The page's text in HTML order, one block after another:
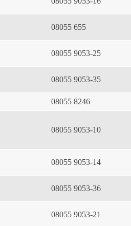
08055 655
08055 9053-25
08055 9053-35
08055 8246
08055 9053-10
08055 9053-14
08055 9053-36
08055 9053-21